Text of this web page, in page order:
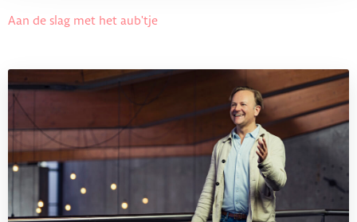
Aan de slag met het aub'tje